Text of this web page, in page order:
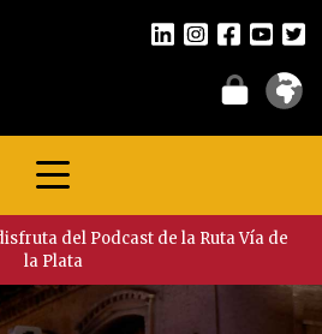
del Podcast de la Ruta Vía de
la Plata